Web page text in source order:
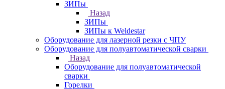
ЗИПы
Назад
ЗИПы
ЗИПы к Weldestar
Оборудование для лазерной резки с ЧПУ
Оборудование для полуавтоматической сварки
Назад
Оборудование для полуавтоматической
сварки
Горелки